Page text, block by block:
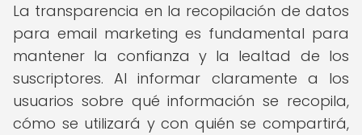
La transparencia en la recopilación de datos
para email marketing es fundamental para
mantener la confianza y la lealtad de los
suscriptores. Al informar claramente a los
usuarios sobre qué información se recopila,
cómo se utilizará y con quién se compartirá,